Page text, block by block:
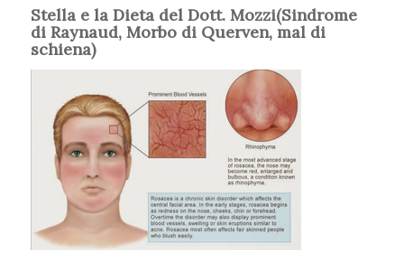
Stella e la Dieta del Dott. Mozzi(Sindrome
di Raynaud, Morbo di Querven, mal di
schiena)